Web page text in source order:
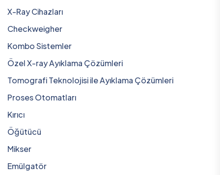
X-Ray Cihazları
Checkweigher
Kombo Sistemler
Özel X-ray Ayıklama Çözümleri
Tomografi Teknolojisi ile Ayıklama Çözümleri
Proses Otomatları
Kırıcı
Öğütücü
Mikser
Emülgatör